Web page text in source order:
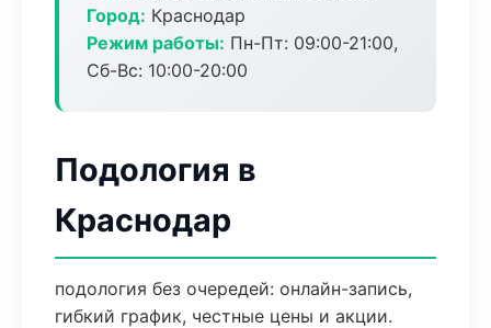
Город: Краснодар
Режим работы: Пн-Пт: 09:00-21:00,
Сб-Вс: 10:00-20:00
Подология в
Краснодар
подология без очередей: онлайн-запись,
гибкий график, честные цены и акции.